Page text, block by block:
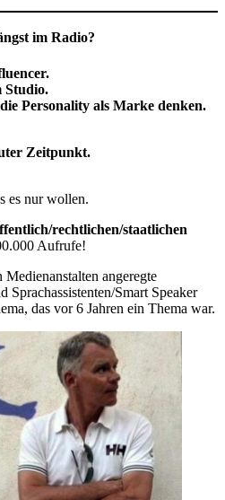
im Radio?
Studio.
Personality als Marke denken.
Zeitpunkt.
es nur wollen.
rechtlichen/staatlichen
Aufrufe!
angeregte
Smart Speaker
das vor 6 Jahren ein Thema war.